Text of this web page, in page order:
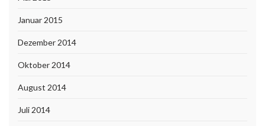
Januar 2015
Dezember 2014
Oktober 2014
August 2014
Juli 2014